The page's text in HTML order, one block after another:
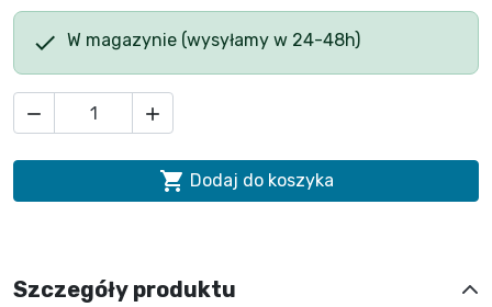
 W magazynie (wysyłamy w 24-48h)
 
 Dodaj do koszyka
Szczegóły produktu